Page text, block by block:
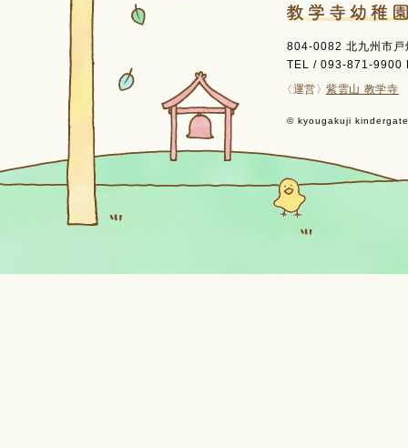
804-0082 北九州市
TEL / 093-871-9900
〈運営〉紫雲山 教学寺
© kyougakuji